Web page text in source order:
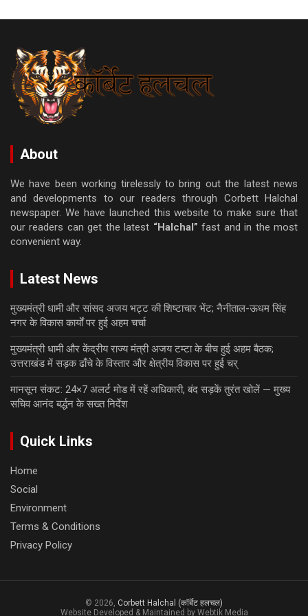
About
We have been working tirelessly to bring out the latest news
and developments to our readers through Corbett Halchal
newspaper. We have launched this website to make sure that
our readers can get the latest “Halchal” fast and in the most
convenient way.
Latest News
मुख्यमंत्री धामी और सांसद अजय भट्ट की शिष्टाचार भेंट; नैनीताल-ऊधम सिंह
नगर के विकास कार्यों पर हुई अहम चर्चा
मुख्यमंत्री धामी और केंद्रीय राज्य मंत्री अजय टम्टा के बीच हुई अहम बैठक;
उत्तराखंड में सड़क ढाँचे के विस्तार और क्षेत्रीय विकास पर हुई चर्
मानसून संकट: 24×7 अलर्ट मोड में रहें अधिकारी, बंद सड़कें तुरंत खोलें — मुख्य
सचिव आनंद बर्द्धन के सख्त निर्देश
Quick Links
Home
Social
Environment
Terms & Conditions
Privacy Policy
© 2026, Corbett Halchal (कॉर्बेट हलचल)
Website Developed & Maintained by Webtik Media